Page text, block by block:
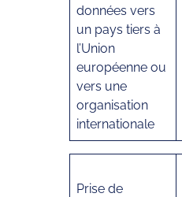
données vers
un pays tiers à
l’Union
européenne ou
vers une
organisation
internationale
Prise de